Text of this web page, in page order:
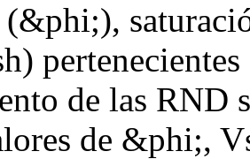
de las RND
de &phi;,